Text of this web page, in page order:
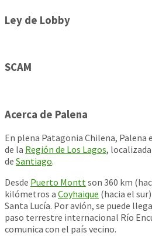
Ley de Lobby
SCAM
Acerca de Palena
En plena Patagonia Chilena, Palena
de la Región de Los Lagos,
de Santiago.
Desde Puerto Monttson 360 km
kilómetros a Coyhaique (hacia el
Santa Lucía. Por avión, se puede
paso terrestre internacional Río
comunica con el país vecino.